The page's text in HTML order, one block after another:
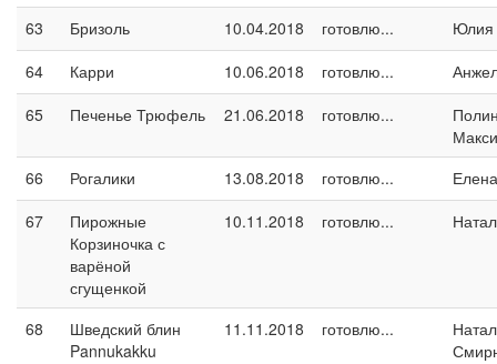
63
Бризоль 10.04.2018 готовлю...
Юлия
64
Карри 10.06.2018 готовлю...
65
Печенье Трюфель 21.06.2018 готовлю...
66
Рогалики 13.08.2018 готовлю...
67
Пирожные
Корзиночка с
варёной
сгущенкой
10.11.2018 готовлю...
68
Шведский блин
Pannukakku
11.11.2018 готовлю...